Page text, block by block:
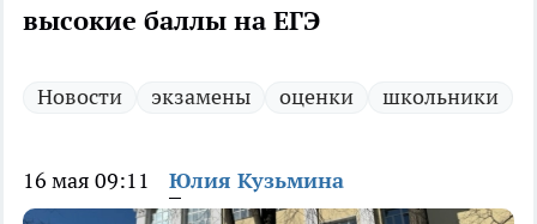
высокие баллы на ЕГЭ
Новости экзамены оценки школьники
16 мая 09:11 Юлия Кузьмина